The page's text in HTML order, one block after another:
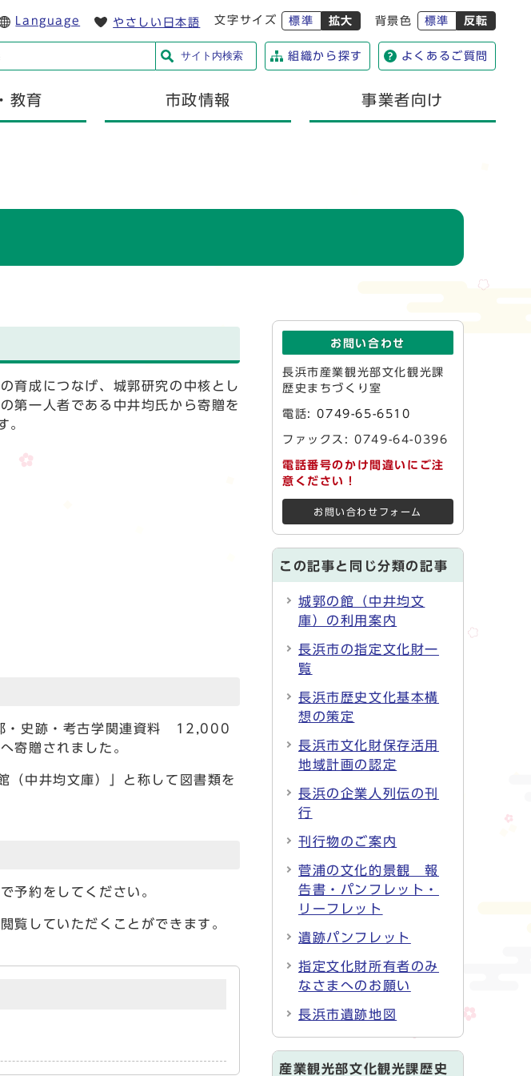
Language やさしい日本語 文字サイズ 標準 拡大 背景色 標準 反転
サイト内検索 組織から探す よくあるご質問
教育 市政情報 事業者向け
育成につなげ、城郭研究の中核とし
第一人者である中井均氏から寄贈を
。
・史跡・考古学関連資料 12,000
寄贈されました。
（中井均文庫）」と称して図書類を
予約をしてください。
覧していただくことができます。
お問い合わせ
長浜市産業観光部文化観光課
歴史まちづくり室
電話:0749-65-6510
ファックス: 0749-64-0396
電話番号のかけ間違いにご注
意ください！
お問い合わせフォーム
この記事と同じ分類の記事
城郭の館（中井均文
庫）の利用案内
長浜市の指定文化財一
覧
長浜市歴史文化基本構
想の策定
長浜市文化財保存活用
地域計画の認定
長浜の企業人列伝の刊
行
刊行物のご案内
菅浦の文化的景観 報
告書・パンフレット・
リーフレット
遺跡パンフレット
指定文化財所有者のみ
なさまへのお願い
長浜市遺跡地図
産業観光部文化観光課歴史